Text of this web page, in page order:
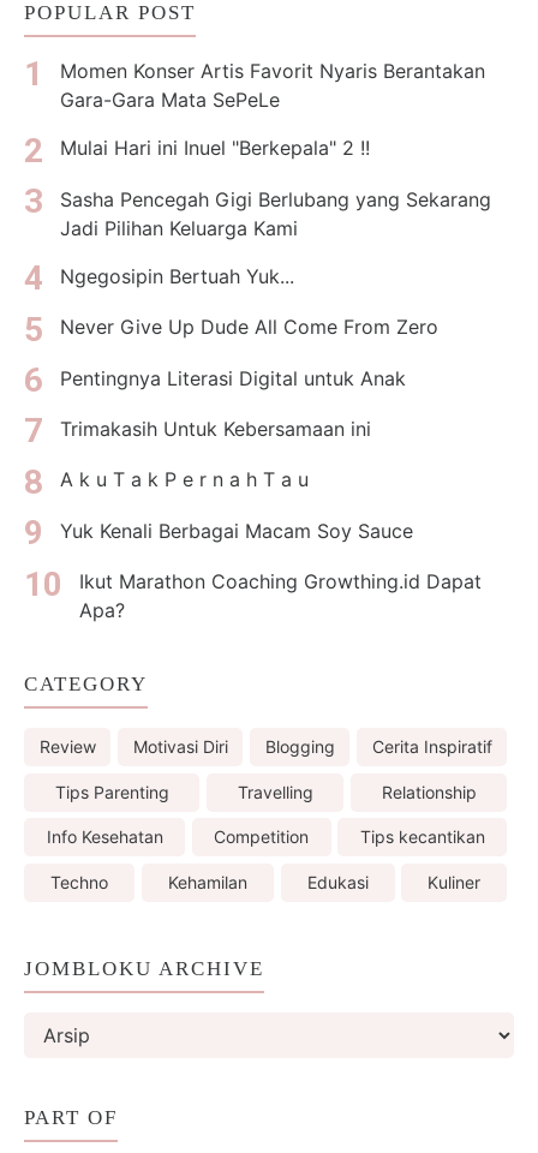
POPULAR POST
Momen Konser Artis Favorit Nyaris Berantakan
Gara-Gara Mata SePeLe
Mulai Hari ini Inuel "Berkepala" 2 !!
Sasha Pencegah Gigi Berlubang yang Sekarang
Jadi Pilihan Keluarga Kami
Ngegosipin Bertuah Yuk...
Never Give Up Dude All Come From Zero
Pentingnya Literasi Digital untuk Anak
Trimakasih Untuk Kebersamaan ini
A k u T a k P e r n a h T a u
Yuk Kenali Berbagai Macam Soy Sauce
Ikut Marathon Coaching Growthing.id Dapat
Apa?
CATEGORY
Review Motivasi Diri Blogging Cerita Inspiratif
Tips Parenting Travelling Relationship
Info Kesehatan Competition Tips kecantikan
Techno Kehamilan Edukasi Kuliner
JOMBLOKU ARCHIVE
PART OF